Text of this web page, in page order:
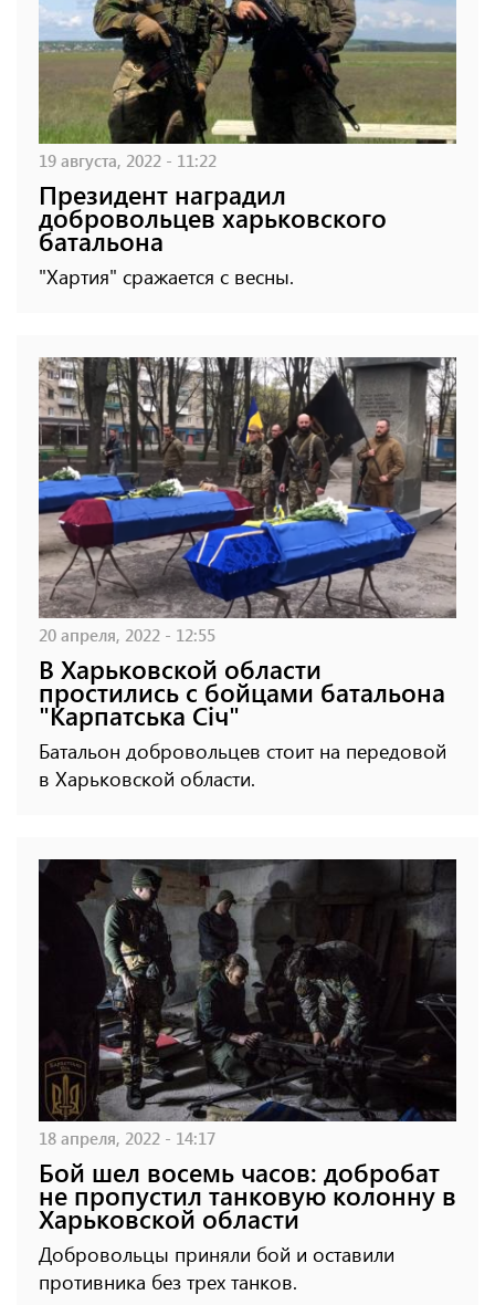
19 августа, 2022 - 11:22
Президент наградил
добровольцев харьковского
батальона
"Хартия" сражается с весны.
20 апреля, 2022 - 12:55
В Харьковской области
простились с бойцами батальона
"Карпатська Січ"
Батальон добровольцев стоит на передовой
в Харьковской области.
18 апреля, 2022 - 14:17
Бой шел восемь часов: добробат
не пропустил танковую колонну в
Харьковской области
Добровольцы приняли бой и оставили
противника без трех танков.